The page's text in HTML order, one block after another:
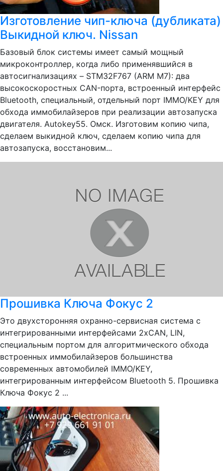
Изготовление чип-ключа (дубликата)
Выкидной ключ. Nissan
Базовый блок системы имеет самый мощный
микроконтроллер, когда либо применявшийся в
автосигнализациях – STM32F767 (ARM M7): два
высокоскоростных CAN-порта, встроенный интерфейс
Bluetooth, специальный, отдельный порт IMMO/KEY для
обхода иммобилайзеров при реализации автозапуска
двигателя. Autokey55. Омск. Изготовим копию чипа,
сделаем выкидной ключ, сделаем копию чипа для
автозапуска, восстановим...
Прошивка Ключа Фокус 2
Это двухсторонняя охранно-сервисная система с
интегрированными интерфейсами 2хCAN, LIN,
специальным портом для алгоритмического обхода
встроенных иммобилайзеров большинства
современных автомобилей IMMO/KEY,
интегрированным интерфейсом Bluetooth 5. Прошивка
Ключа Фокус 2 ...